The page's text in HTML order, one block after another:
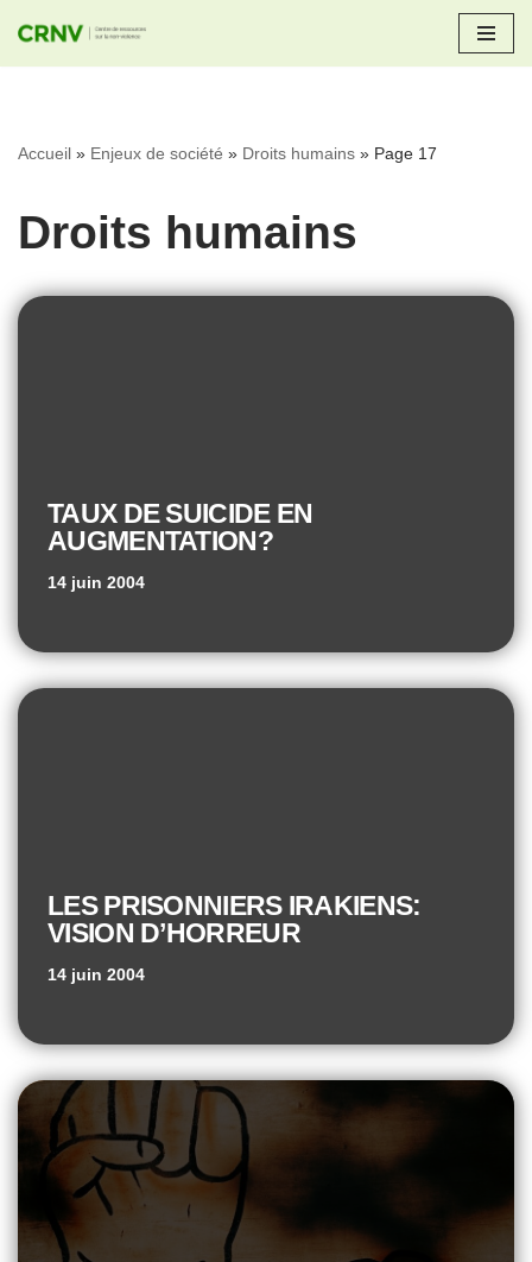
Aller
Accueil » Enjeux de société » Droits humains » Page 17
Droits humains
TAUX DE SUICIDE EN
AUGMENTATION?
14 juin 2004
LES PRISONNIERS IRAKIENS:
VISION D’HORREUR
14 juin 2004